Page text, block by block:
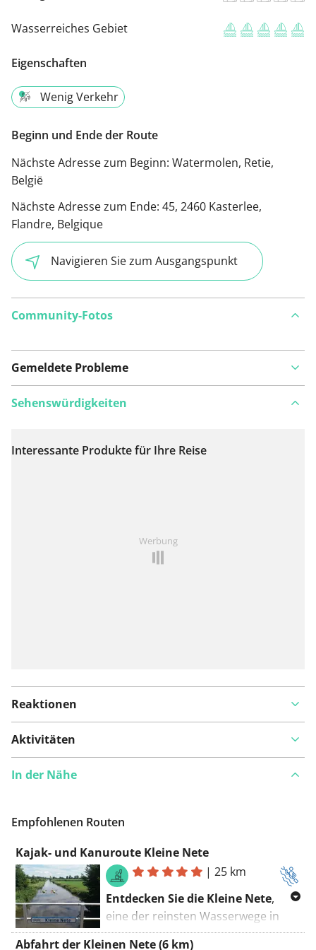
Wasserreiches Gebiet
Eigenschaften
Wenig Verkehr
Beginn und Ende der Route
Nächste Adresse zum Beginn: Watermolen, Retie,
België
Nächste Adresse zum Ende: 45, 2460 Kasterlee,
Flandre, Belgique
Navigieren Sie zum Ausgangspunkt
Community-Fotos
Gemeldete Probleme
Auf Karte anzeigen
Sehenswürdigkeiten
Interessante Produkte für Ihre Reise
Werbung
Reaktionen
Aktivitäten
In der Nähe
Empfohlenen Routen
Kajak- und Kanuroute Kleine Nete
|25 km
Entdecken Sie die Kleine Nete,
eine der reinsten Wasserwege in
ganz Flandern, die durch das Herz
Abfahrt der Kleinen Nete (6 km)